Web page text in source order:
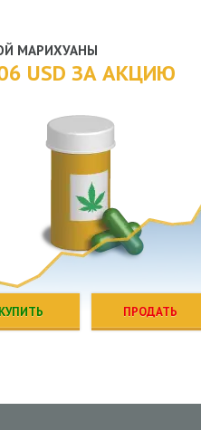
МАРИХУАНЫ
USD ЗА АКЦИЮ
КУПИТЬ ПРОДАТЬ